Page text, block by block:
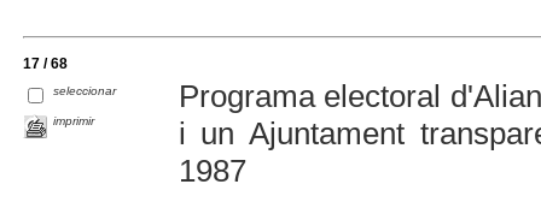
17 / 68
seleccionar
imprimir
Programa electoral
i un Ajuntament
1987